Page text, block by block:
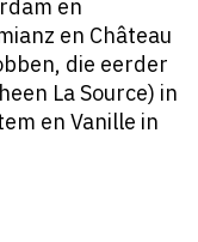
en
en Château
die eerder
La Source) in
en Vanille in